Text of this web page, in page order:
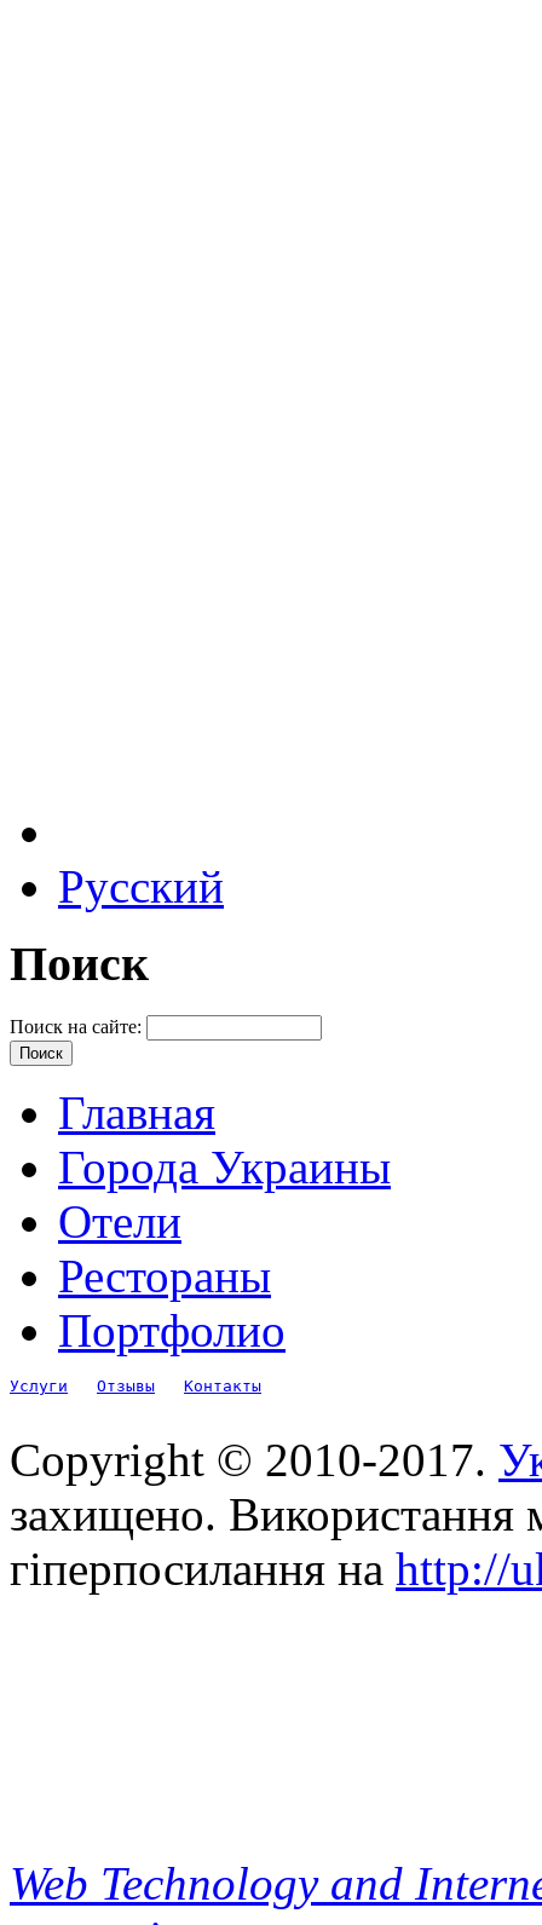
Русский
Поиск
Поиск на сайте:
Главная
Города Украины
Отели
Рестораны
Портфолио
Услуги Отзывы Контакты
Copyright © 2010-2017.
захищено. Використання
гіперпосилання на http://
Web Technology and